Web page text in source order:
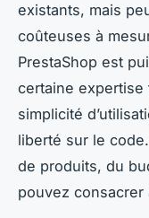
existants, mais
coûteuses à
PrestaShop est
certaine
simplicité
liberté sur le
de produits, du
pouvez consacrer